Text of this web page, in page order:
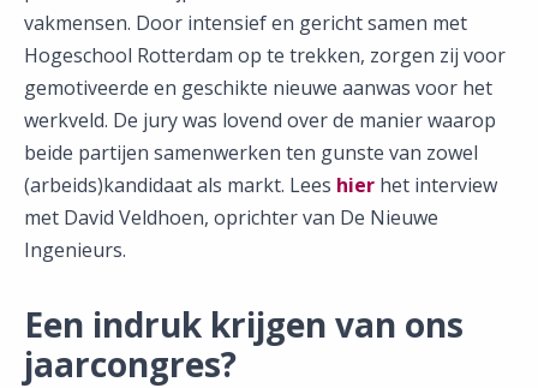
vakmensen. Door intensief en gericht samen met
Hogeschool Rotterdam op te trekken, zorgen zij voor
gemotiveerde en geschikte nieuwe aanwas voor het
werkveld. De jury was lovend over de manier waarop
beide partijen samenwerken ten gunste van zowel
(arbeids)kandidaat als markt. Lees hier het interview
met David Veldhoen, oprichter van De Nieuwe
Ingenieurs.
Een indruk krijgen van ons
jaarcongres?